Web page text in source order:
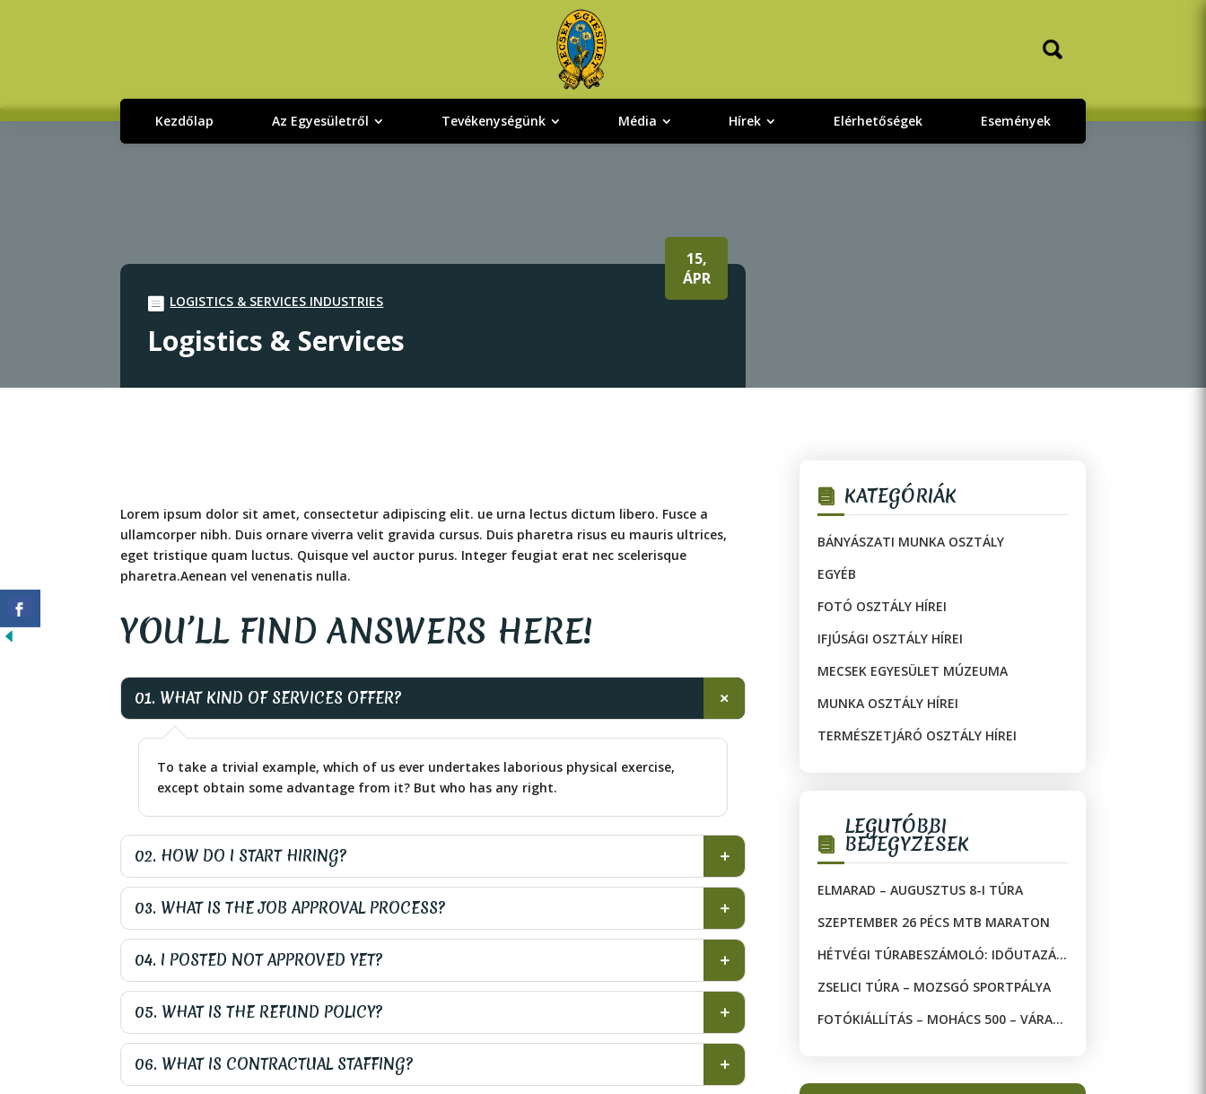
Kezdőlap Az Egyesületről Tevékenységünk Média Hírek Elérhetőségek Események
15,
ÁPR
LOGISTICS & SERVICES INDUSTRIES
Logistics & Services
Lorem ipsum dolor sit amet, consectetur adipiscing elit. ue urna lectus dictum libero. Fusce a
ullamcorper nibh. Duis ornare viverra velit gravida cursus. Duis pharetra risus eu mauris ultrices,
eget tristique quam luctus. Quisque vel auctor purus. Integer feugiat erat nec scelerisque
pharetra.Aenean vel venenatis nulla.
YOU’LL FIND ANSWERS HERE!
01. WHAT KIND OF SERVICES OFFER?
To take a trivial example, which of us ever undertakes laborious physical exercise,
except obtain some advantage from it? But who has any right.
02. HOW DO I START HIRING?
03. WHAT IS THE JOB APPROVAL PROCESS?
04. I POSTED NOT APPROVED YET?
05. WHAT IS THE REFUND POLICY?
06. WHAT IS CONTRACTUAL STAFFING?
KATEGÓRIÁK
BÁNYÁSZATI MUNKA OSZTÁLY
EGYÉB
FOTÓ OSZTÁLY HÍREI
IFJÚSÁGI OSZTÁLY HÍREI
MECSEK EGYESÜLET MÚZEUMA
MUNKA OSZTÁLY HÍREI
TERMÉSZETJÁRÓ OSZTÁLY HÍREI
LEGUTÓBBI
BEJEGYZÉSEK
ELMARAD – AUGUSZTUS 8-I TÚRA
SZEPTEMBER 26 PÉCS MTB MARATON
HÉTVÉGI TÚRABESZÁMOLÓ: IDŐUTAZÁS
ZSELICI TÚRA – MOZSGÓ SPORTPÁLYA
FOTÓKIÁLLÍTÁS – MOHÁCS 500 – VÁRAK